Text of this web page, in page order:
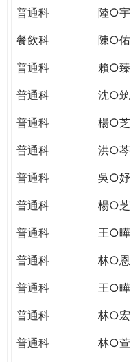
PATH
GLOBAL
普通科
陸○宇
餐飲科
陳○佑
普通科
賴○臻
普通科
沈○筑
普通科
楊○芝
普通科
洪○芩
普通科
吳○妤
普通科
楊○芝
普通科
王○曄
普通科
林○恩
普通科
王○曄
普通科
林○宏
普通科
林○萱